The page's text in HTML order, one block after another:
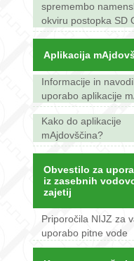
spremembo
okviru postopka SD
Aplikacija
Informacije in
uporabo aplikacije
Kako do aplikacije
mAjdovščina?
Obvestilo za
iz zasebnih
zajetij
Priporočila NIJZ za
uporabo pitne vode